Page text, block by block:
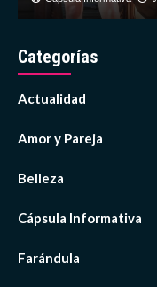
Categorías
Actualidad
Amor y Pareja
Belleza
Cápsula Informativa
Farándula